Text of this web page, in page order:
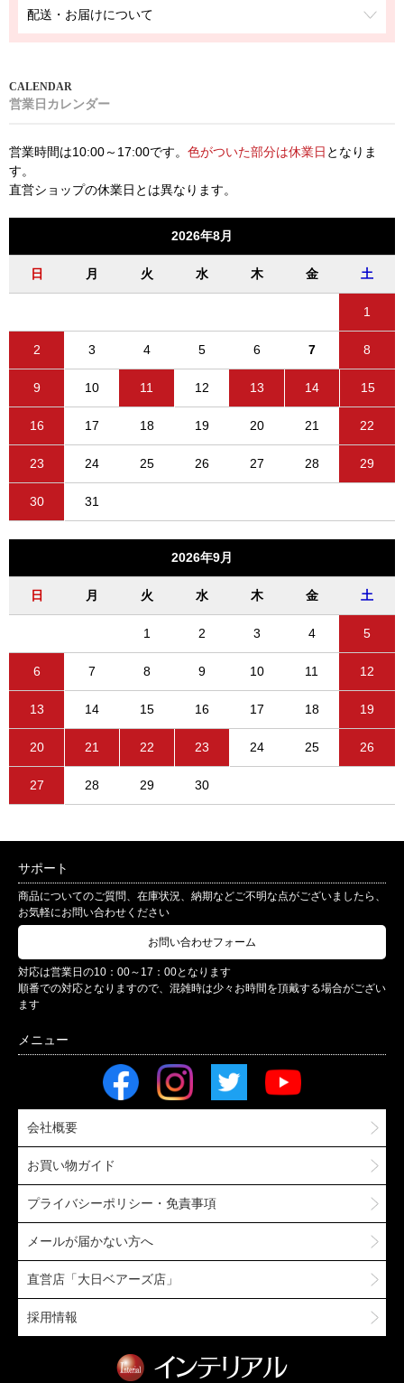
配送・お届けについて
営業日カレンダー
営業時間は10:00～17:00です。 色がついた部分は休業日 となりま
す。
直営ショップの休業日とは異なります。
2026年8月
日 月 火 水 木 金 土
1
2 3 4 5 6 7 8
9 10 11 12 13 14 15
16 17 18 19 20 21 22
23 24 25 26 27 28 29
30 31
2026年9月
日 月 火 水 木 金 土
1 2 3 4 5
6 7 8 9 10 11 12
13 14 15 16 17 18 19
20 21 22 23 24 25 26
27 28 29 30
サポート
商品についてのご質問、在庫状況、納期などご不明な点がございましたら、
お気軽にお問い合わせください
お問い合わせフォーム
対応は営業日の10：00～17：00となります
順番での対応となりますので、混雑時は少々お時間を頂戴する場合がござい
ます
会社概要
お買い物ガイド
プライバシーポリシー・免責事項
メールが届かない方へ
直営店「大日ベアーズ店」
採用情報